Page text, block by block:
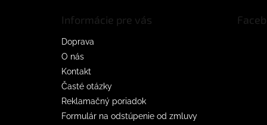
Informácie pre vás
Doprava
O nás
Kontakt
Časté otázky
Reklamačný poriadok
Formulár na odstúpenie od zmluvy